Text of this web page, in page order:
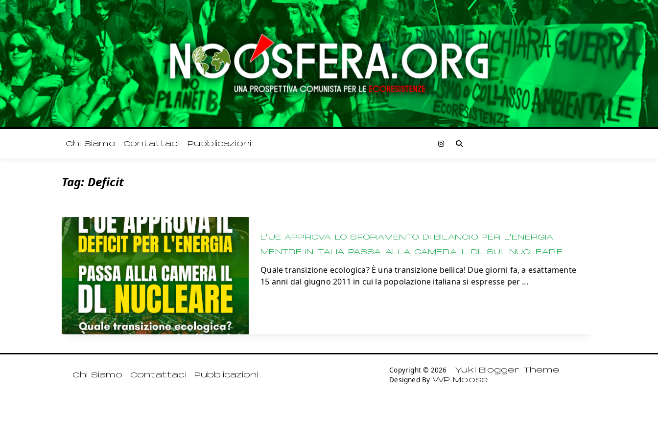
Chi Siamo Contattaci Pubblicazioni
Tag: Deficit
L’UE APPROVA LO SFORAMENTO DI BILANCIO PER L’ENERGIA,
MENTRE IN ITALIA PASSA ALLA CAMERA IL DL SUL NUCLEARE
Quale transizione ecologica? È una transizione bellica! Due giorni fa, a esattamente
15 anni dal giugno 2011 in cui la popolazione italiana si espresse per ...
Chi Siamo Contattaci Pubblicazioni Copyright © 2026 Yuki Blogger Theme
Designed By WP Moose